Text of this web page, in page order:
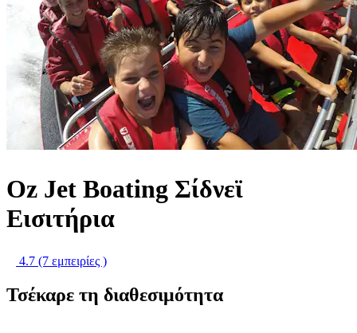
Oz Jet Boating Σίδνεϊ
Εισιτήρια
4.7 (7 εμπειρίες )
Τσέκαρε τη διαθεσιμότητα